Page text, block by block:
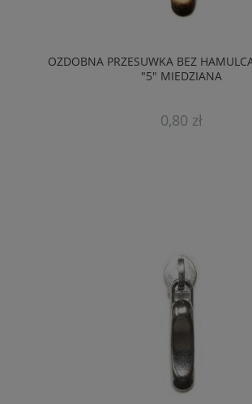
OZDOBNA PRZESUWKA BEZ
"5" MIEDZIANA
0,80 zł